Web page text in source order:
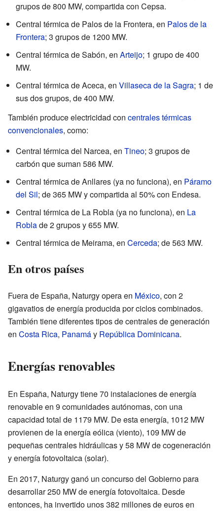
grupos de 800 MW, compartida con Cepsa.
Central térmica de Palos de la Frontera, en Palos de la
Frontera; 3 grupos de 1200 MW.
Central térmica de Sabón, en Arteijo; 1 grupo de 400
MW.
Central térmica de Aceca, en Villaseca de la Sagra; 1 de
sus dos grupos, de 400 MW.
También produce electricidad con centrales térmicas
convencionales, como:
Central térmica del Narcea, en Tineo; 3 grupos de
carbón que suman 586 MW.
Central térmica de Anllares (ya no funciona), en Páramo
del Sil; de 365 MW y compartida al 50% con Endesa.
Central térmica de La Robla (ya no funciona), en La
Roblade 2 grupos y 655 MW.
Central térmica de Meirama, en Cerceda; de 563 MW.
En otros países
Fuera de España, Naturgy opera en México, con 2
gigavatios de energía producida por ciclos combinados.
También tiene diferentes tipos de centrales de generación
en Costa Rica, Panamáy República Dominicana.
Energías renovables
En España, Naturgy tiene 70 instalaciones de energía
renovable en 9 comunidades autónomas, con una
capacidad total de 1179 MW. De esta energía, 1012 MW
provienen de la energía eólica (viento), 109 MW de
pequeñas centrales hidráulicas y 58 MW de cogeneración
y energía fotovoltaica (solar).
En 2017, Naturgy ganó un concurso del Gobierno para
desarrollar 250 MW de energía fotovoltaica. Desde
entonces, ha invertido unos 382 millones de euros en